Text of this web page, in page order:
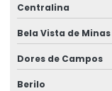
Centralina
Bela Vista de Minas
Dores de Campos
Berilo